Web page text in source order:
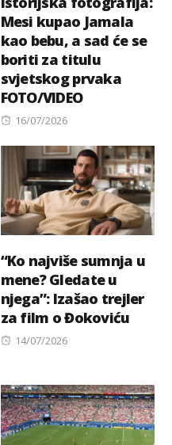
Mesi kupao Jamala
kao bebu, a sad će se
boriti za titulu
svjetskog prvaka
FOTO/VIDEO
Posted
16/07/2026
“Ko najviše sumnja u
mene? Gledate u
njega”: Izašao trejler
za film o Đokoviću
Posted
14/07/2026